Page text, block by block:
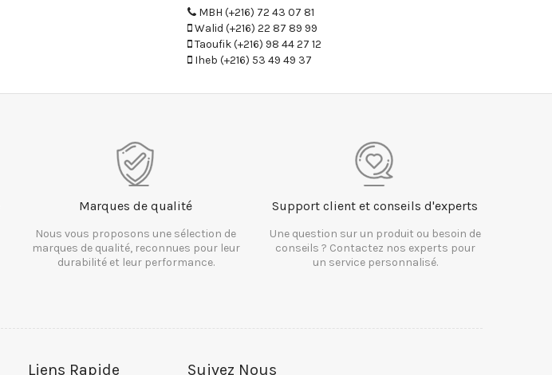
MBH (+216) 72 43 07 81
Walid (+216) 22 87 89 99
Taoufik (+216) 98 44 27 12
Iheb (+216) 53 49 49 37
Marques de qualité
Nous vous proposons une sélection de
marques de qualité, reconnues pour leur
durabilité et leur performance.
Support client et conseils d'experts
Une question sur un produit ou besoin de
conseils ? Contactez nos experts pour
un service personnalisé.
Liens Rapide Suivez Nous